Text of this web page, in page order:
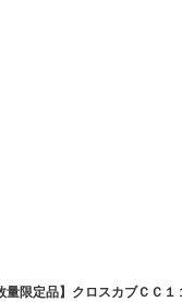
量限定品】クロスカブＣＣ